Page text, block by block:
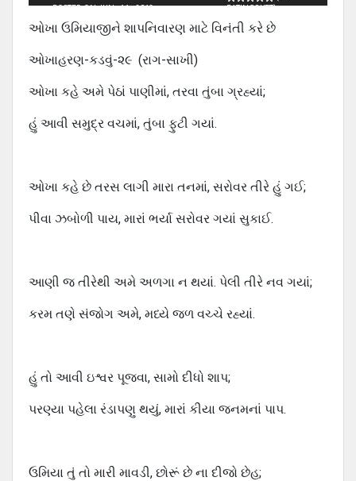
POSTED ON JUN - 11 - 2013
RATINGS YET)
ઓખા ઉમિયાજીને શાપનિવારણ માટે વિનંતી કરે છે
ઓખાહરણ-કડવું-૨૯ (રાગ-સાખી)
ઓખા કહે અમે પેઠાં પાણીમાં, તરવા તુંબા ગ્રહ્યાં;
હું આવી સમુદ્ર વચમાં, તુંબા ફુટી ગયાં.
ઓખા કહે છે તરસ લાગી મારા તનમાં, સરોવર તીરે હું ગઈ;
પીવા ઝબોળી પાય, મારાં ભર્યા સરોવર ગયાં સુકાઈ.
આણી જ તીરેથી અમે અળગા ન થયાં. પેલી તીરે નવ ગયાં;
કરમ તણે સંજોગ અમે, મધ્યે જળ વચ્ચે રહ્યાં.
હું તો આવી ઇશ્વર પૂજવા, સામો દીધો શાપ;
પરણ્યા પહેલા રંડાપણુ થયું, મારાં કીયા જનમનાં પાપ.
ઉમિયા તું તો મારી માવડી, છોરૂં છે ના દીજો છેહ;